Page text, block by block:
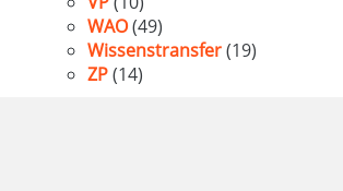
WAO(49)
Wissenstransfer(19)
ZP(14)